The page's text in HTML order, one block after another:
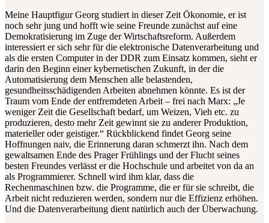
Meine Hauptfigur Georg studiert in dieser Zeit Ökonomie, er ist
noch sehr jung und hofft wie seine Freunde zunächst auf eine
Demokratisierung im Zuge der Wirtschaftsreform. Außerdem
interessiert er sich sehr für die elektronische Datenverarbeitung und
als die ersten Computer in der DDR zum Einsatz kommen, sieht er
darin den Beginn einer kybernetischen Zukunft, in der die
Automatisierung dem Menschen alle belastenden,
gesundheitsschädigenden Arbeiten abnehmen könnte. Es ist der
Traum vom Ende der entfremdeten Arbeit – frei nach Marx: „Je
weniger Zeit die Gesellschaft bedarf, um Weizen, Vieh etc. zu
produzieren, desto mehr Zeit gewinnt sie zu anderer Produktion,
materieller oder geistiger.“ Rückblickend findet Georg seine
Hoffnungen naiv, die Erinnerung daran schmerzt ihn. Nach dem
gewaltsamen Ende des Prager Frühlings und der Flucht seines
besten Freundes verlässt er die Hochschule und arbeitet von da an
als Programmierer. Schnell wird ihm klar, dass die
Rechenmaschinen bzw. die Programme, die er für sie schreibt, die
Arbeit nicht reduzieren werden, sondern nur die Effizienz erhöhen.
Und die Datenverarbeitung dient natürlich auch der Überwachung.